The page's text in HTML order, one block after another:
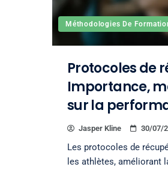
Méthodologies De
Protocoles de
Importance,
sur la
Jasper Kline 30/07/
Les protocoles de
les athlètes, améliorant